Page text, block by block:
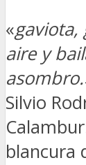
«gaviota,
aire y
Silvio
blancura